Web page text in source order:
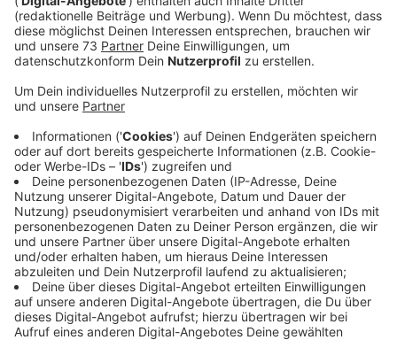
Anzeige
Komplexe Ausschreibung und geringe
Anzeige
Seit rund drei Jahren bietet der A31-Rastplatz
Hochmoor ausreichend Stellplätze für LKW. Doch der
geplante Ausbau zu einer Raststätte mit
Tankstelle lässt weiter auf sich warten. Laut
der Autobahn GmbH wird die nötige Ausschreibung für
den Ausbau seit über zweieinhalb Jahren vorbereitet.
Die Ausschreibung gestaltet sich laut der Autobahn